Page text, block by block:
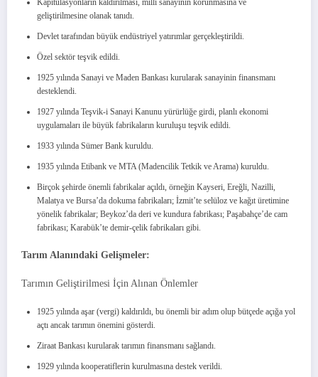
Kapitülasyonların kaldırılması, milli sanayinin korunmasına ve
geliştirilmesine olanak tanıdı.
Devlet tarafından büyük endüstriyel yatırımlar gerçekleştirildi.
Özel sektör teşvik edildi.
1925 yılında Sanayi ve Maden Bankası kurularak sanayinin finansmanı
desteklendi.
1927 yılında Teşvik-i Sanayi Kanunu yürürlüğe girdi, planlı ekonomi
uygulamaları ile büyük fabrikaların kuruluşu teşvik edildi.
1933 yılında Sümer Bank kuruldu.
1935 yılında Etibank ve MTA (Madencilik Tetkik ve Arama) kuruldu.
Birçok şehirde önemli fabrikalar açıldı, örneğin Kayseri, Ereğli, Nazilli,
Malatya ve Bursa’da dokuma fabrikaları; İzmit’te selüloz ve kağıt üretimine
yönelik fabrikalar; Beykoz’da deri ve kundura fabrikası; Paşabahçe’de cam
fabrikası; Karabük’te demir-çelik fabrikaları gibi.
Tarım Alanındaki Gelişmeler:
Tarımın Geliştirilmesi İçin Alınan Önlemler
1925 yılında aşar (vergi) kaldırıldı, bu önemli bir adım olup bütçede açığa yol
açtı ancak tarımın önemini gösterdi.
Ziraat Bankası kurularak tarımın finansmanı sağlandı.
1929 yılında kooperatiflerin kurulmasına destek verildi.